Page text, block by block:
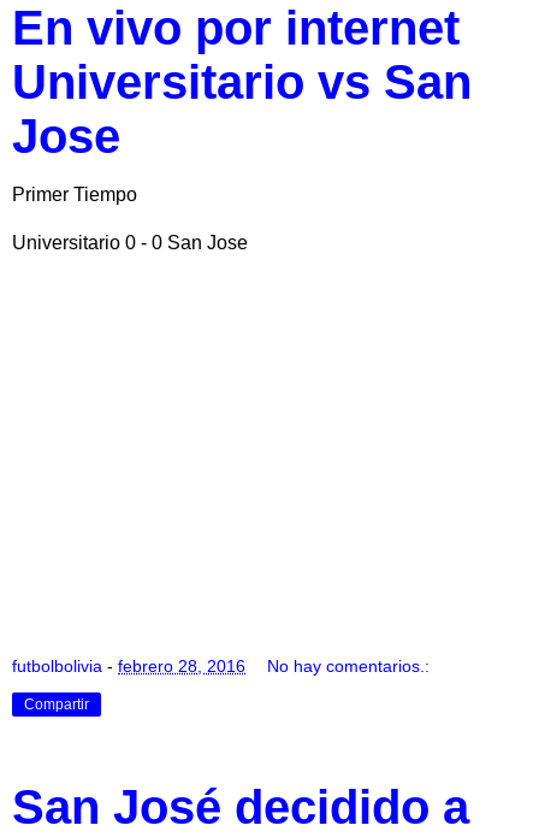
En vivo por internet
Universitario vs San
Jose
Primer Tiempo
Universitario 0 - 0 San Jose
futbolbolivia - febrero 28, 2016 No hay comentarios.:
Compartir
San José decidido a